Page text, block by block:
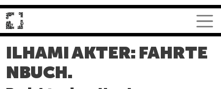
Direkt zum Inhalt
ILHAMI AKTER: FAHRTE
NBUCH.